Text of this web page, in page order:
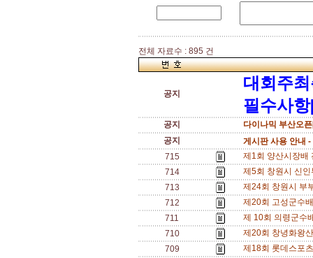
전체 자료수 : 895 건
공지
대회주
필수사
공지
다이나믹 부산오
공지
게시판 사용 안내 -
715
제1회 양산시장배
714
제5회 창원시 신
713
제24회 창원시 부
712
제20회 고성군수
711
제 10회 의령군수
710
제20회 창녕화왕
709
제18회 롯데스포